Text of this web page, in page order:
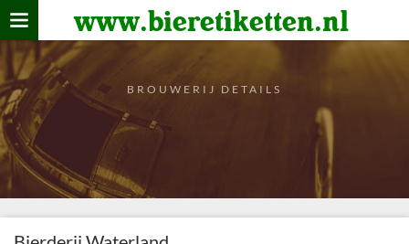
www.bieretiketten.nl
Home
verzamelen
De bierkaart
Bezoekers
BROUWERIJ DETAILS